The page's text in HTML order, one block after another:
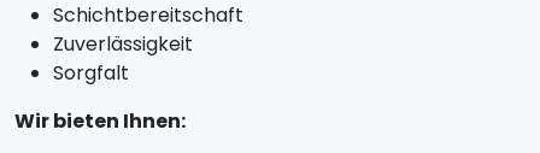
Schichtbereitschaft
Zuverlässigkeit
Sorgfalt
Wir bieten Ihnen: